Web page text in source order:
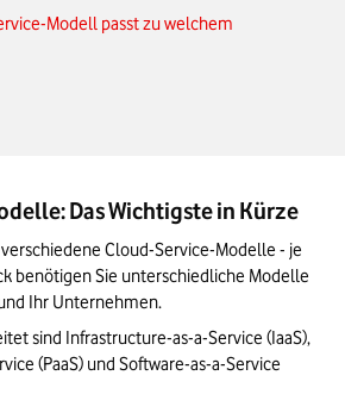
Modell passt zu welchem
für die Auswahl eines Cloud-Service-
können Unternehmen Cloud-Service-
nutzen
zum passenden Cloud-Service-
Cloud-Service-Modell für Sie
Das Wichtigste in Kürze
Cloud-Service-Modelle - je
benötigen Sie unterschiedliche Modelle
Ihr Unternehmen.
sind Infrastructure-as-a-Service (IaaS),
(PaaS) und Software-as-a-Service